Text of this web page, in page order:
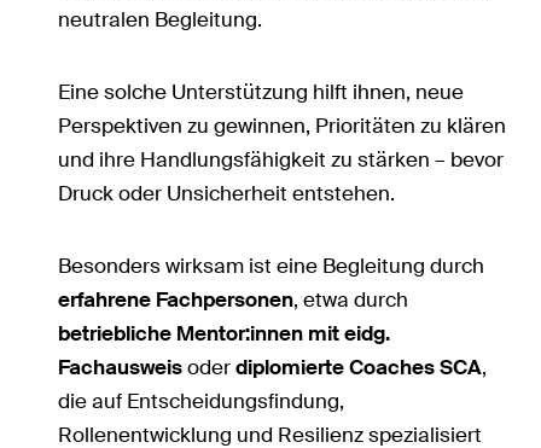
neutralen Begleitung.
Eine solche Unterstützung hilft ihnen, neue
Perspektiven zu gewinnen, Prioritäten zu klären
und ihre Handlungsfähigkeit zu stärken – bevor
Druck oder Unsicherheit entstehen.
Besonders wirksam ist eine Begleitung durch
erfahrene Fachpersonen, etwa durch
betriebliche Mentor:innen mit eidg.
Fachausweisoderdiplomierte Coaches SCA,
die auf Entscheidungsfindung,
Rollenentwicklung und Resilienz spezialisiert